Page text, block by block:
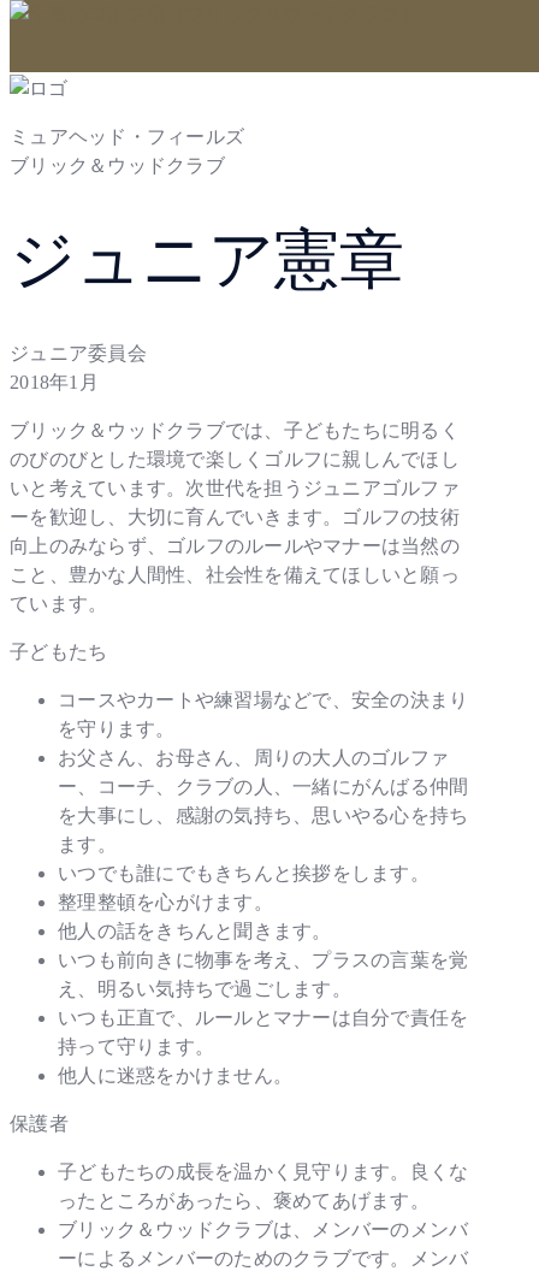
ミュアヘッド・フィールズ
ブリック＆ウッドクラブ
ジュニア憲章
ジュニア委員会
2018年1月
ブリック＆ウッドクラブでは、子どもたちに明るく
のびのびとした環境で楽しくゴルフに親しんでほし
いと考えています。次世代を担うジュニアゴルファ
ーを歓迎し、大切に育んでいきます。ゴルフの技術
向上のみならず、ゴルフのルールやマナーは当然の
こと、豊かな人間性、社会性を備えてほしいと願っ
ています。
子どもたち
コースやカートや練習場などで、安全の決まり
を守ります。
お父さん、お母さん、周りの大人のゴルファ
ー、コーチ、クラブの人、一緒にがんばる仲間
を大事にし、感謝の気持ち、思いやる心を持ち
ます。
いつでも誰にでもきちんと挨拶をします。
整理整頓を心がけます。
他人の話をきちんと聞きます。
いつも前向きに物事を考え、プラスの言葉を覚
え、明るい気持ちで過ごします。
いつも正直で、ルールとマナーは自分で責任を
持って守ります。
他人に迷惑をかけません。
保護者
子どもたちの成長を温かく見守ります。良くな
ったところがあったら、褒めてあげます。
ブリック＆ウッドクラブは、メンバーのメンバ
ーによるメンバーのためのクラブです。メンバ